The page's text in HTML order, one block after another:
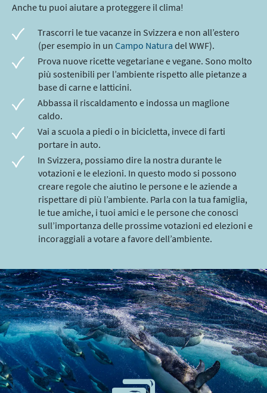
Anche tu puoi aiutare a proteggere il clima!
Trascorri le tue vacanze in Svizzera e non all’estero
(per esempio in un Campo Natura del WWF).
Prova nuove ricette vegetariane e vegane. Sono molto
più sostenibili per l’ambiente rispetto alle pietanze a
base di carne e latticini.
Abbassa il riscaldamento e indossa un maglione
caldo.
Vai a scuola a piedi o in bicicletta, invece di farti
portare in auto.
In Svizzera, possiamo dire la nostra durante le
votazioni e le elezioni. In questo modo si possono
creare regole che aiutino le persone e le aziende a
rispettare di più l’ambiente. Parla con la tua famiglia,
le tue amiche, i tuoi amici e le persone che conosci
sull’importanza delle prossime votazioni ed elezioni e
incoraggiali a votare a favore dell’ambiente.